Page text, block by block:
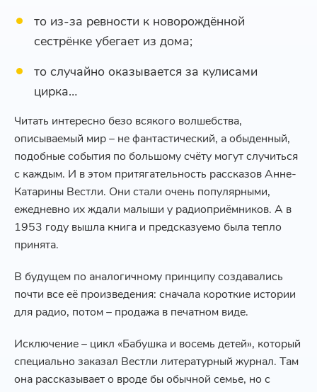
то из-за ревности к новорождённой
сестрёнке убегает из дома;
то случайно оказывается за кулисами
цирка…
Читать интересно безо всякого волшебства,
описываемый мир – не фантастический, а обыденный,
подобные события по большому счёту могут случиться
с каждым. И в этом притягательность рассказов Анне-
Катарины Вестли. Они стали очень популярными,
ежедневно их ждали малыши у радиоприёмников. А в
1953 году вышла книга и предсказуемо была тепло
принята.
В будущем по аналогичному принципу создавались
почти все её произведения: сначала короткие истории
для радио, потом – продажа в печатном виде.
Исключение – цикл «Бабушка и восемь детей», который
специально заказал Вестли литературный журнал. Там
она рассказывает о вроде бы обычной семье, но с